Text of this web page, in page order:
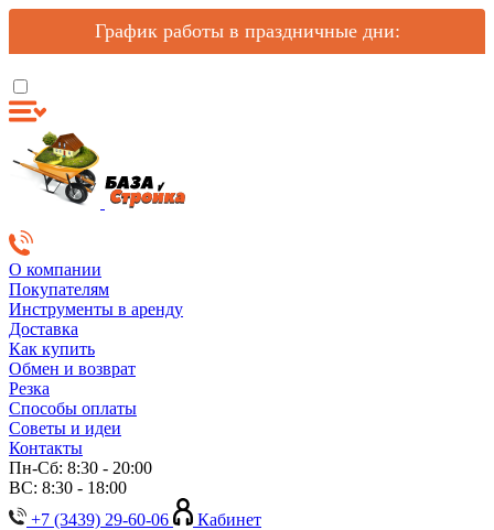
График работы в праздничные дни:
О компании
Покупателям
Инструменты в аренду
Доставка
Как купить
Обмен и возврат
Резка
Способы оплаты
Советы и идеи
Контакты
Пн-Сб: 8:30 - 20:00
ВС: 8:30 - 18:00
+7 (3439) 29-60-06
Кабинет